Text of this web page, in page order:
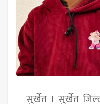
सुर्खेत । सुर्खेत